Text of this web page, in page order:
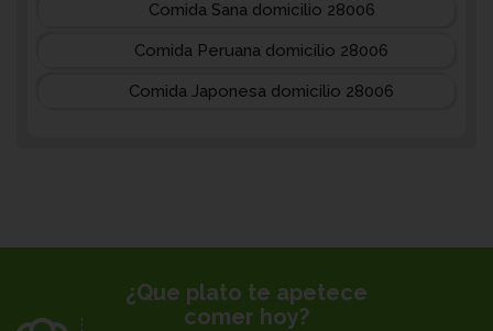
Comida Sana domicilio 28006
Comida Peruana domicilio 28006
Comida Japonesa domicilio 28006
¿Que plato te apetece
comer hoy?